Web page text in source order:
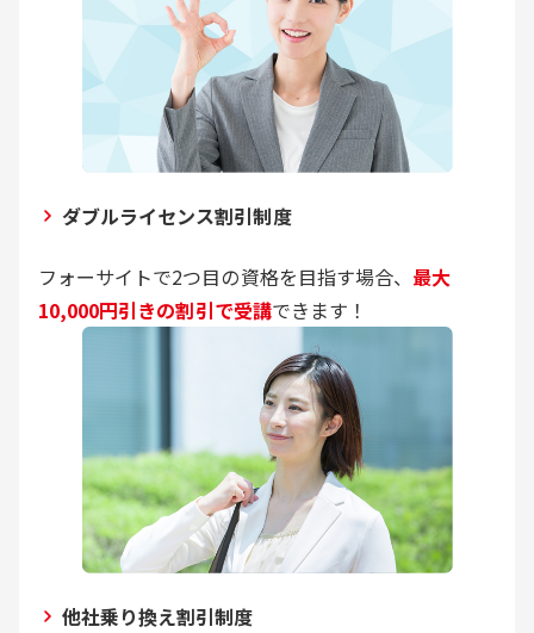
ダブルライセンス割引制度
フォーサイトで2つ目の資格を目指す場合、 最大
10,000円引きの割引で受講できます！
他社乗り換え割引制度